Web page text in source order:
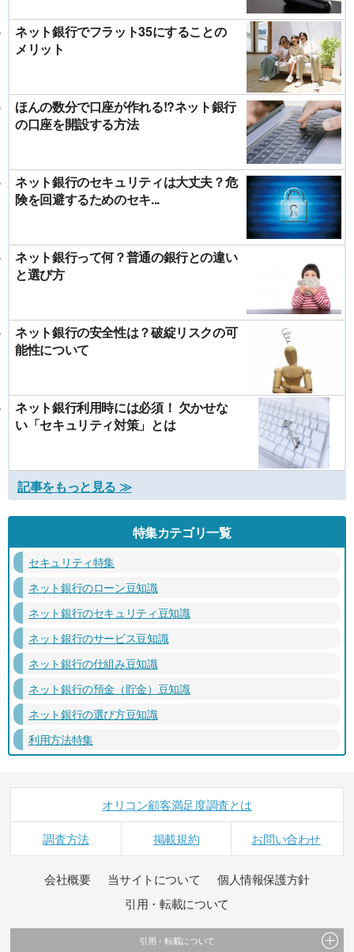
ネット銀行でフラット35にすることの
メリット
ほんの数分で口座が作れる!?ネット銀行
の口座を開設する方法
ネット銀行のセキュリティは大丈夫？危
険を回避するためのセキ...
ネット銀行って何？普通の銀行との違い
と選び方
ネット銀行の安全性は？破綻リスクの可
能性について
ネット銀行利用時には必須！ 欠かせな
い「セキュリティ対策」とは
記事をもっと見る ≫
特集カテゴリ一覧
セキュリティ特集
ネット銀行のローン豆知識
ネット銀行のセキュリティ豆知識
ネット銀行のサービス豆知識
ネット銀行の仕組み豆知識
ネット銀行の預金（貯金）豆知識
ネット銀行の選び方豆知識
利用方法特集
オリコン顧客満足度調査とは
調査方法 掲載規約 お問い合わせ
会社概要 当サイトについて
個人情報保護方針
引用・転載について
引用・転載について